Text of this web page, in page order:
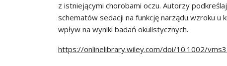
z istniejącymi chorobami oczu. Autorzy
schematów sedacji na funkcję narządu wzroku u
wpływ na wyniki badań okulistycznych.
https://onlinelibrary.wiley.com/doi/10.1002/